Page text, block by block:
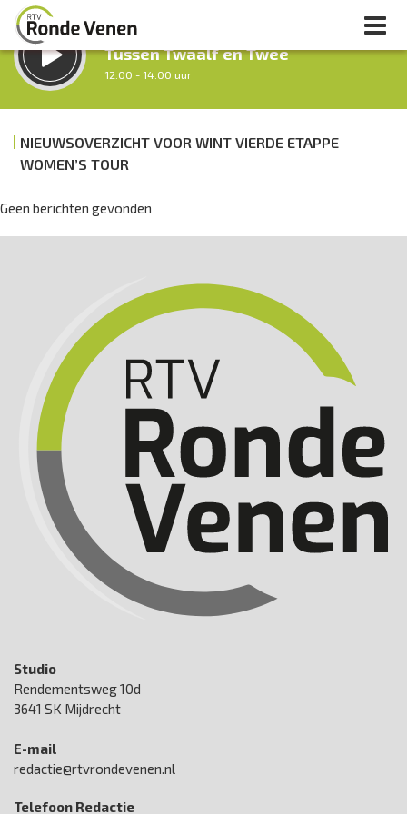
LUISTER LIVE:
Tussen Twaalf en Twee
12.00 - 14.00 uur
Middag Venen
14.00 - 18.00 uur
Inklappen
NIEUWSOVERZICHT VOOR WINT VIERDE ETAPPE
WOMEN’S TOUR
Geen berichten gevonden
Studio
Rendementsweg 10d
3641 SK Mijdrecht
E-mail
redactie@rtvrondevenen.nl
Telefoon Redactie